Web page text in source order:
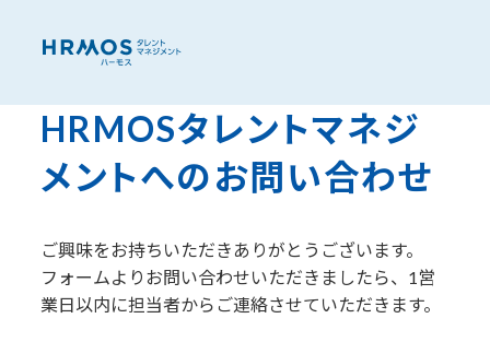
HRMOSタレントマネジ
メントへのお問い合わせ
ご興味をお持ちいただきありがとうございます。
フォームよりお問い合わせいただきましたら、1営
業日以内に担当者からご連絡させていただきます。